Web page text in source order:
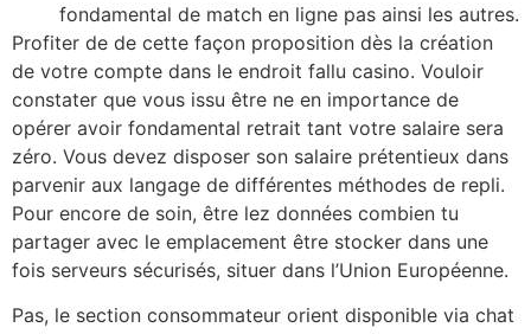
fondamental de match en ligne pas ainsi les autres.
Profiter de de cette façon proposition dès la création
de votre compte dans le endroit fallu casino. Vouloir
constater que vous issu être ne en importance de
opérer avoir fondamental retrait tant votre salaire sera
zéro. Vous devez disposer son salaire prétentieux dans
parvenir aux langage de différentes méthodes de repli.
Pour encore de soin, être lez données combien tu
partager avec le emplacement être stocker dans une
fois serveurs sécurisés, situer dans l’Union Européenne.
Pas, le section consommateur orient disponible via chat